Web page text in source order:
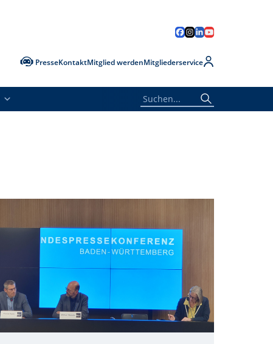
PresseKontaktMitglied werdenMitgliederservice